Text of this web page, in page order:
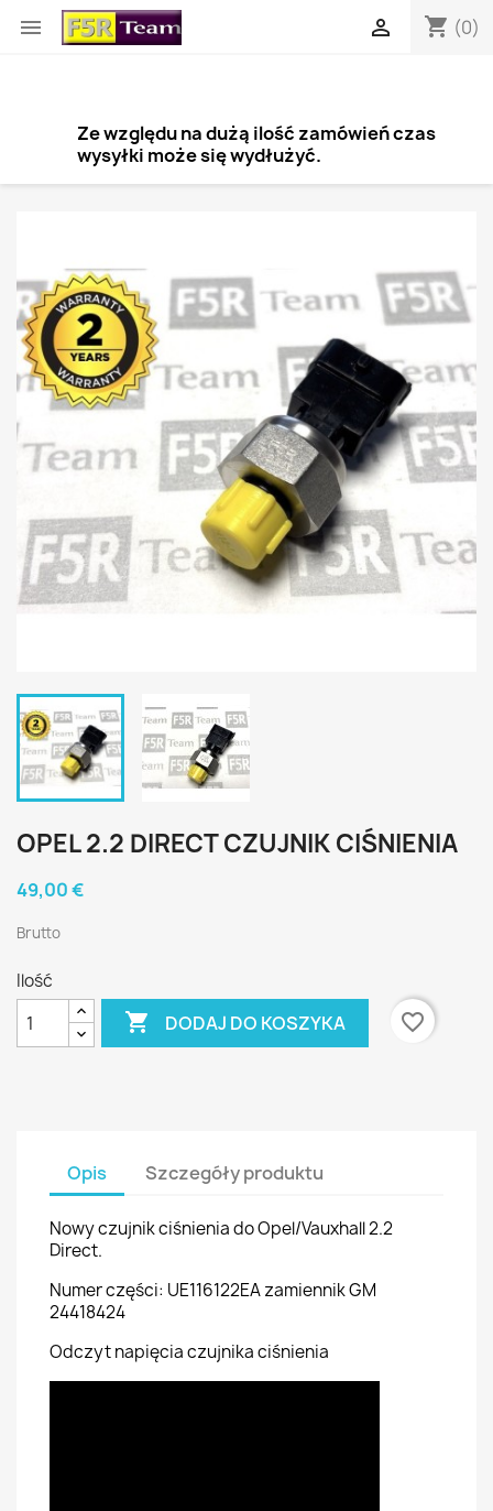
 shopping_cart (0)

Ze względu na dużą ilość zamówień czas
wysyłki może się wydłużyć.
OPEL 2.2 DIRECT CZUJNIK CIŚNIENIA
49,00 €
Brutto
Ilość
 DODAJ DO KOSZYKA favorite_border
Opis Szczegóły produktu
Nowy czujnik ciśnienia do Opel/Vauxhall 2.2
Direct.
Numer części: UE116122EA zamiennik GM
24418424
Odczyt napięcia czujnika ciśnienia